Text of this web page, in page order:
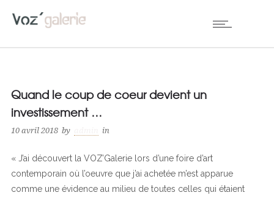
Quand le coup de coeur devient un
investissement …
10 avril 2018 by in
« J’ai découvert la VOZ’Galerie lors d’une foire d’art
contemporain où l’oeuvre que j’ai achetée m’est apparue
comme une évidence au milieu de toutes celles qui étaient